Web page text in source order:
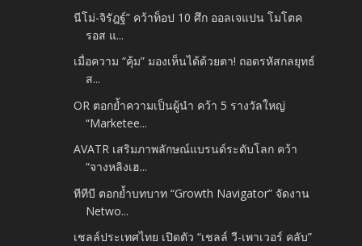
นีโม่-จิรัฎฐ์” คว้าท็อป 10 ศึก ออลเจแปน โมโตค
รอส แ...
เมื่อความ “คุ้ม” มองเห็นได้ด้วยตา! ถอดรหัสกลยุทธ์
ส...
OR ตอกย้ำความเป็นผู้นำ คว้า 5 รางวัลใหญ่
“Marketee...
AVATR เสริมภาพลักษณ์แบรนด์ระดับโลก คว้า
“จางหลิงเฮ...
ทีทีบี ตอกย้ำบทบาท “Growth Navigator” จัดงาน
Netwo...
เชลล์ประเทศไทย เปิดตัว “เชลล์ วี-เพาเวอร์ คลับ”